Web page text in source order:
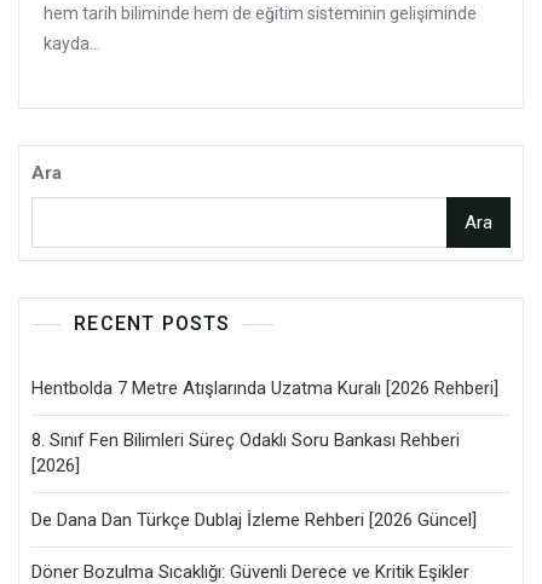
hem tarih biliminde hem de eğitim sisteminin gelişiminde
kayda...
Ara
Ara
RECENT POSTS
Hentbolda 7 Metre Atışlarında Uzatma Kuralı [2026 Rehberi]
8. Sınıf Fen Bilimleri Süreç Odaklı Soru Bankası Rehberi
[2026]
De Dana Dan Türkçe Dublaj İzleme Rehberi [2026 Güncel]
Döner Bozulma Sıcaklığı: Güvenli Derece ve Kritik Eşikler